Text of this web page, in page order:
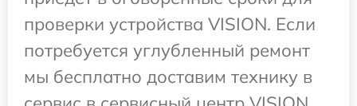
проверки устройства VISION. Если
потребуется углубленный ремонт
мы бесплатно доставим технику в